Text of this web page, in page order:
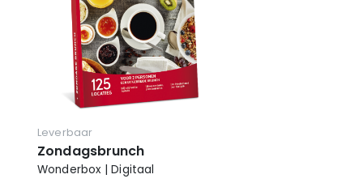
Leverbaar
Zondagsbrunch
Wonderbox | Digitaal